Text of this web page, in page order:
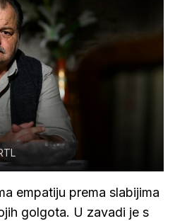
empatiju prema slabijima
golgota. U zavadi je s